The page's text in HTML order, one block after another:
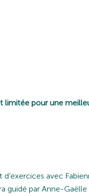
limitée pour une
avec
guidé par Anne-Gaëlle